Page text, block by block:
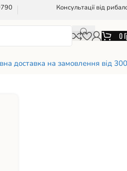
Консультації від
0
доставка на замовлення від